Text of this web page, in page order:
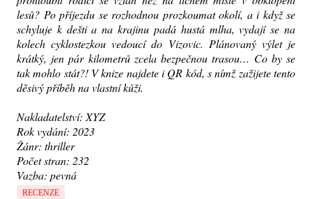
lesů? Po příjezdu se rozhodnou prozkoumat okolí, a i když se
schyluje k dešti a na krajinu padá hustá mlha, vydají se na
kolech cyklostezkou vedoucí do Vizovic. Plánovaný výlet je
krátký, jen pár kilometrů zcela bezpečnou trasou… Co by se
tak mohlo stát?! V knize najdete i QR kód, s nímž zažijete tento
děsivý příběh na vlastní kůži.
Nakladatelství: XYZ
Rok vydání: 2023
Žánr: thriller
Počet stran: 232
Vazba: pevná
RECENZE